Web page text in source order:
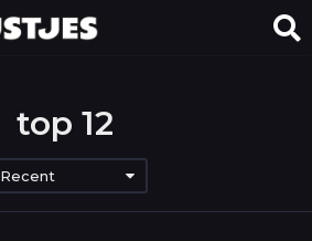
top 12
Recent